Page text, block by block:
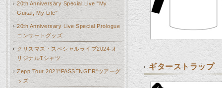
20th Anniversary Special Live "My
Guitar, My Life"
20th Anniversary Live Special Prologue
コンサートグッズ
クリスマス・スペシャルライブ2024 オ
リジナルTシャツ
Zepp Tour 2021"PASSENGER"ツアーグ
ッズ
ギターストラップ